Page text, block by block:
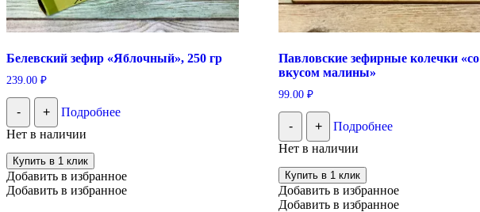
Белевский зефир «Яблочный», 250 гр
239.00 ₽
- +
Подробнее
Нет в наличии
Купить в 1 клик
Добавить в избранное
Добавить в избранное
Павловские зефирные колечки «со
вкусом малины»
99.00₽
- +
Подробнее
Нет в наличии
Купить в 1 клик
Добавить в избранное
Добавить в избранное